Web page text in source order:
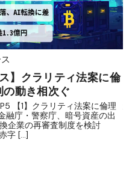
】クラリティ法案に倫
動き相次ぐ
【1】クラリティ法案に倫理
庁・警察庁、暗号資産の出
企業の再審査制度を検討
字 […]